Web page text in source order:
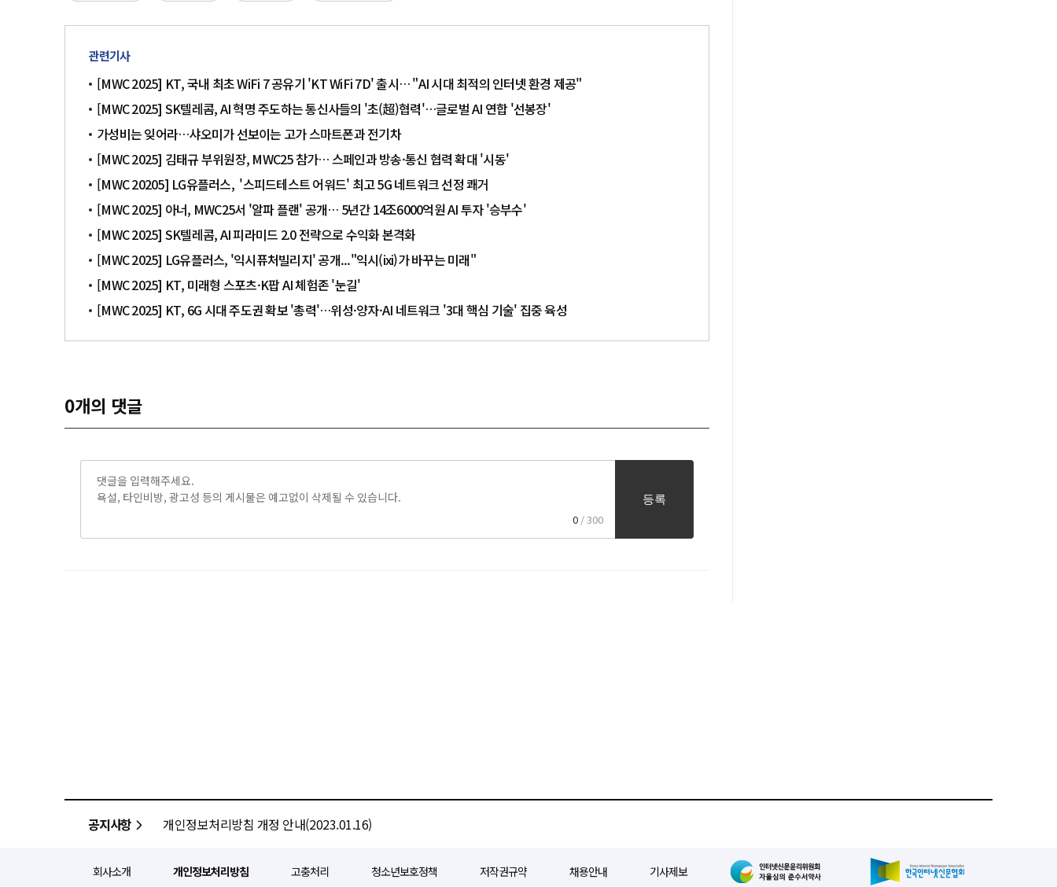
관련기사
[MWC 2025] KT, 국내 최초 WiFi 7 공유기 'KT WiFi 7D' 출시… "AI 시대 최적의 인터넷 환경 제공"
[MWC 2025] SK텔레콤, AI 혁명 주도하는 통신사들의 '초(超)협력'…글로벌 AI 연합 '선봉장'
가성비는 잊어라…샤오미가 선보이는 고가 스마트폰과 전기차
[MWC 2025] 김태규 부위원장, MWC25 참가… 스페인과 방송·통신 협력 확대 '시동'
[MWC 20205] LG유플러스, '스피드테스트 어워드' 최고 5G 네트워크 선정 쾌거
[MWC 2025] 아너, MWC25서 '알파 플랜' 공개… 5년간 14조6000억원 AI 투자 '승부수'
[MWC 2025] SK텔레콤, AI 피라미드 2.0 전략으로 수익화 본격화
[MWC 2025] LG유플러스, '익시퓨처빌리지' 공개..."익시(ixi)가 바꾸는 미래"
[MWC 2025] KT, 미래형 스포츠·K팝 AI 체험존 '눈길'
[MWC 2025] KT, 6G 시대 주도권 확보 '총력'…위성·양자·AI 네트워크 '3대 핵심 기술' 집중 육성
0개의 댓글
0 / 300
등록
공지사항 개인정보처리방침 개정 안내(2023.01.16)
회사소개 개인정보처리방침 고충처리 청소년보호정책 저작권규약 채용안내 기사제보